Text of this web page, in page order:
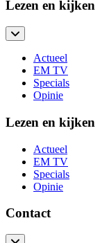
Lezen en kijken
Actueel
EM TV
Specials
Opinie
Lezen en kijken
Actueel
EM TV
Specials
Opinie
Contact